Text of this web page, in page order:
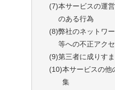
(7)本サービスの運
のある行為
(8)弊社のネットワ
等への不正アク
(9)第三者に成りす
(10)本サービスの他
集